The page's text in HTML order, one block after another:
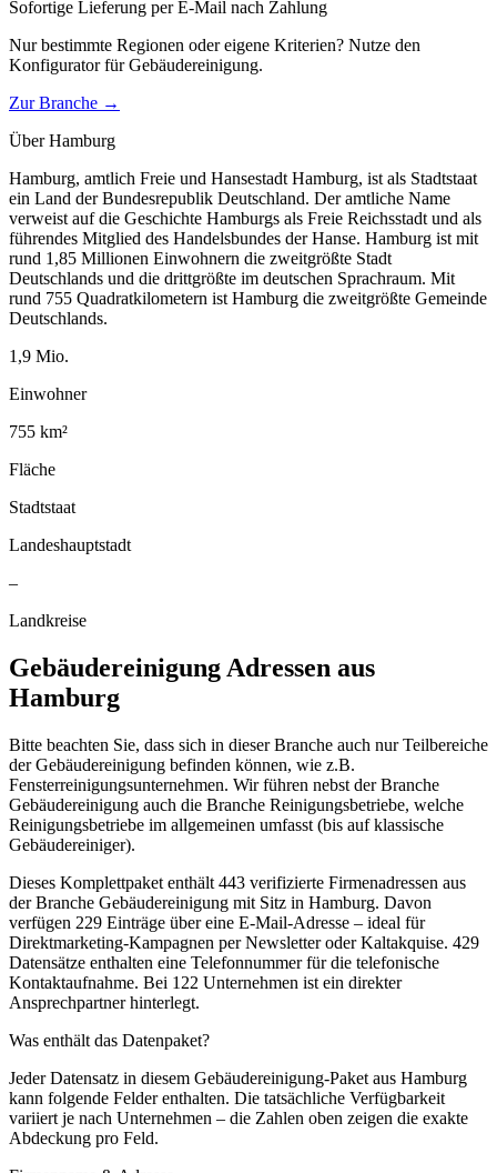
Sofortige Lieferung per E-Mail nach Zahlung
Nur bestimmte Regionen oder eigene Kriterien? Nutze den
Konfigurator fürGebäudereinigung.
Zur Branche →
ÜberHamburg
Hamburg, amtlich Freie und Hansestadt Hamburg, ist als Stadtstaat
ein Land der Bundesrepublik Deutschland. Der amtliche Name
verweist auf die Geschichte Hamburgs als Freie Reichsstadt und als
führendes Mitglied des Handelsbundes der Hanse. Hamburg ist mit
rund 1,85 Millionen Einwohnern die zweitgrößte Stadt
Deutschlands und die drittgrößte im deutschen Sprachraum. Mit
rund 755 Quadratkilometern ist Hamburg die zweitgrößte Gemeinde
Deutschlands.
1,9 Mio.
Einwohner
755 km²
Fläche
Stadtstaat
Landeshauptstadt
–
Landkreise
Gebäudereinigung Adressen aus
Hamburg
Bitte beachten Sie, dass sich in dieser Branche auch nur Teilbereiche
der Gebäudereinigung befinden können, wie z.B.
Fensterreinigungsunternehmen. Wir führen nebst der Branche
Gebäudereinigung auch die Branche Reinigungsbetriebe, welche
Reinigungsbetriebe im allgemeinen umfasst (bis auf klassische
Gebäudereiniger).
Dieses Komplettpaket enthält 443 verifizierte Firmenadressen aus
der Branche Gebäudereinigung mit Sitz in Hamburg. Davon
verfügen 229 Einträge über eine E-Mail-Adresse – ideal für
Direktmarketing-Kampagnen per Newsletter oder Kaltakquise. 429
Datensätze enthalten eine Telefonnummer für die telefonische
Kontaktaufnahme. Bei 122 Unternehmen ist ein direkter
Ansprechpartner hinterlegt.
Was enthält das Datenpaket?
Jeder Datensatz in diesem Gebäudereinigung-Paket aus Hamburg
kann folgende Felder enthalten. Die tatsächliche Verfügbarkeit
variiert je nach Unternehmen – die Zahlen oben zeigen die exakte
Abdeckung pro Feld.